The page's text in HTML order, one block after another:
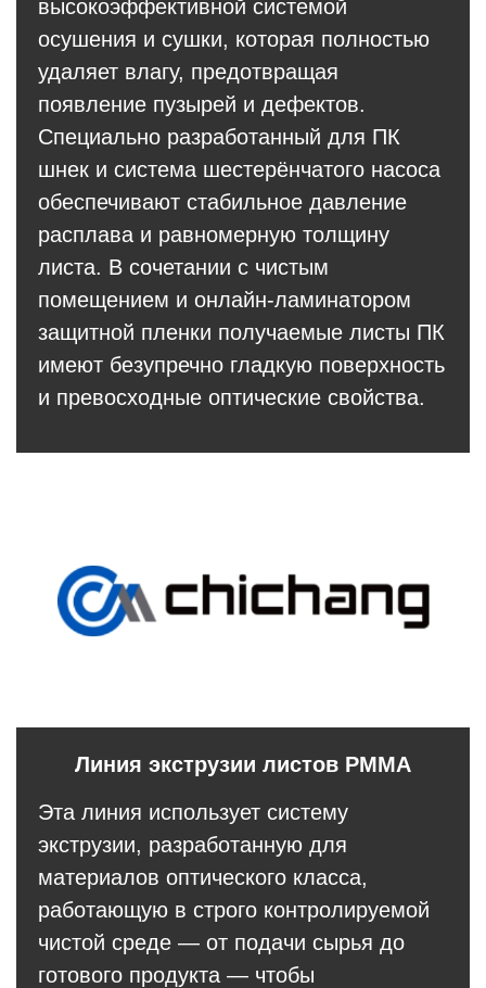
высокоэффективной системой
осушения и сушки, которая полностью
удаляет влагу, предотвращая
появление пузырей и дефектов.
Специально разработанный для ПК
шнек и система шестерёнчатого насоса
обеспечивают стабильное давление
расплава и равномерную толщину
листа. В сочетании с чистым
помещением и онлайн-ламинатором
защитной пленки получаемые листы ПК
имеют безупречно гладкую поверхность
и превосходные оптические свойства.
Линия экструзии листов PMMA
Эта линия использует систему
экструзии, разработанную для
материалов оптического класса,
работающую в строго контролируемой
чистой среде — от подачи сырья до
готового продукта — чтобы